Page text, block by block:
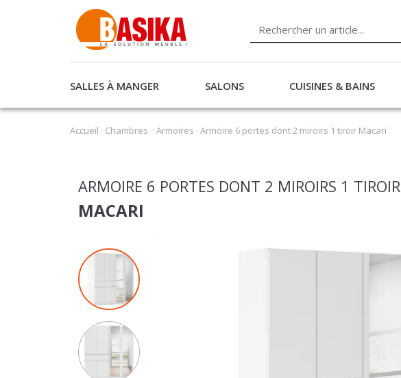
SALLES À MANGER SALONS CUISINES & BAINS
Accueil · Chambres · Armoires · Armoire 6 portes dont 2 miroirs 1 tiroir Macari
ARMOIRE 6 PORTES DONT 2 MIROIRS 1 TIROIR
MACARI